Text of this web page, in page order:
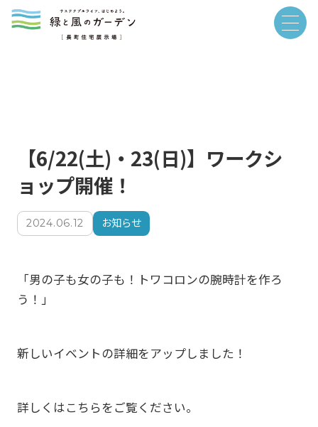
【6/22(土)・23(日)】ワークシ
ョップ開催！
2024.06.12 お知らせ
「男の子も女の子も！トワコロンの腕時計を作ろ
う！」
新しいイベントの詳細をアップしました！
詳しくはこちらをご覧ください。